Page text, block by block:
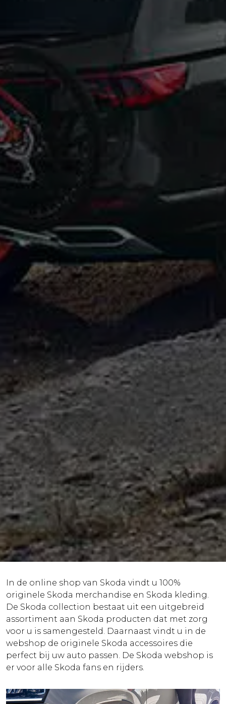
In de online shop van Skoda vindt u 100%
originele Skoda merchandise en Skoda kleding.
De Skoda collection bestaat uit een uitgebreid
assortiment aan Skoda producten dat met zorg
voor u is samengesteld. Daarnaast vindt u in de
webshop de originele Skoda accessoires die
perfect bij uw auto passen. De Skoda webshop is
er voor alle Skoda fans en rijders.